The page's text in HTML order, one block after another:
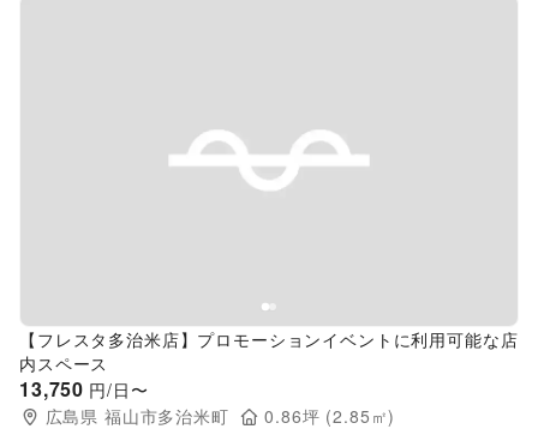
Previous slide
【フレスタ多治米店】プロモーションイベントに利用可能な店
内スペース
13,750 円/日〜
広島県 福山市多治米町 0.86坪 (2.85 ㎡)